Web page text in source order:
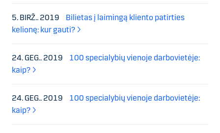
5. BIRŽ.. 2019
Bilietas į laimingą kliento patirties
kelionę: kur gauti?
24. GEG.. 2019
100 specialybių vienoje darbovietėje:
kaip?
24. GEG.. 2019
100 specialybių vienoje darbovietėje:
kaip?